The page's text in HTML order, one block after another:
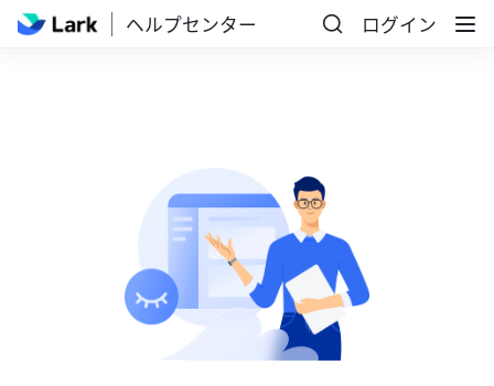
ヘルプセンター ログイン